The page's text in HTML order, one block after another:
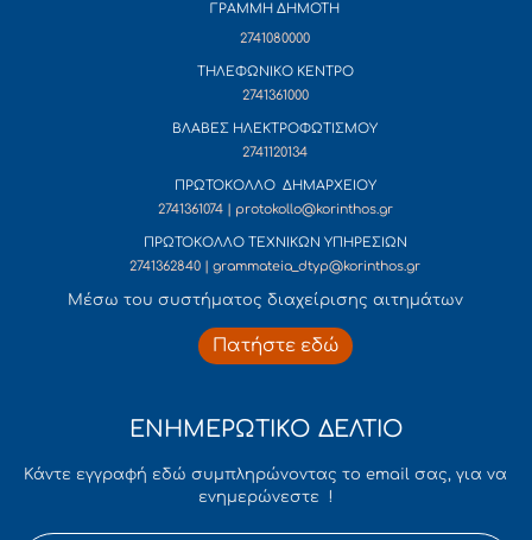
ΓΡΑΜΜΗ ΔΗΜΟΤΗ
2741080000
ΤΗΛΕΦΩΝΙΚΟ ΚΕΝΤΡΟ
2741361000
ΒΛΑΒΕΣ ΗΛΕΚΤΡΟΦΩΤΙΣΜΟΥ
2741120134
ΠΡΩΤΟΚΟΛΛΟ ΔΗΜΑΡΧΕΙΟΥ
2741361074 | protokollo@korinthos.gr
ΠΡΩΤΟΚΟΛΛΟ ΤΕΧΝΙΚΩΝ ΥΠΗΡΕΣΙΩΝ
2741362840 | grammateia_dtyp@korinthos.gr
Mέσω του συστήματος διαχείρισης αιτημάτων
Πατήστε εδώ
ΕΝΗΜΕΡΩΤΙΚΟ ΔΕΛΤΙΟ
Κάντε εγγραφή εδώ συμπληρώνοντας το email σας, για να
ενημερώνεστε !